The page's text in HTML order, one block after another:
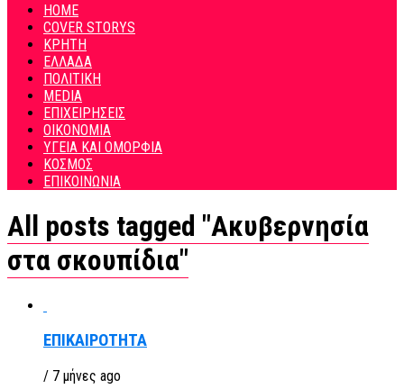
HOME
COVER STORYS
ΚΡΗΤΗ
ΕΛΛΑΔΑ
ΠΟΛΙΤΙΚΗ
MEDIA
ΕΠΙΧΕΙΡΗΣΕΙΣ
ΟΙΚΟΝΟΜΙΑ
ΥΓΕΙΑ ΚΑΙ ΟΜΟΡΦΙΑ
ΚΟΣΜΟΣ
ΕΠΙΚΟΙΝΩΝΙΑ
All posts tagged "Ακυβερνησία
στα σκουπίδια"
ΕΠΙΚΑΙΡΟΤΗΤΑ
/ 7 μήνες ago